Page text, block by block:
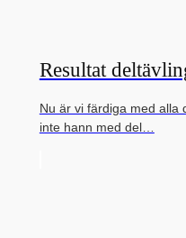
Resultat
Nu är vi färdiga med alla
inte hann med del…